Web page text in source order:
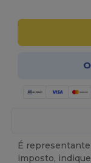
É
imposto,